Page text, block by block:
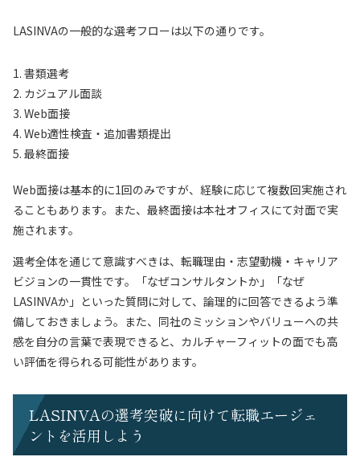
LASINVAの一般的な選考フローは以下の通りです。
書類選考
カジュアル面談
Web面接
Web適性検査・追加書類提出
最終面接
Web面接は基本的に1回のみですが、経験に応じて複数回実施され
ることもあります。また、最終面接は本社オフィスにて対面で実
施されます。
選考全体を通じて意識すべきは、転職理由・志望動機・キャリア
ビジョンの一貫性です。「なぜコンサルタントか」「なぜ
LASINVAか」といった質問に対して、論理的に回答できるよう準
備しておきましょう。また、同社のミッションやバリューへの共
感を自分の言葉で表現できると、カルチャーフィットの面でも高
い評価を得られる可能性があります。
LASINVAの選考突破に向けて転職エージェ
ントを活用しよう